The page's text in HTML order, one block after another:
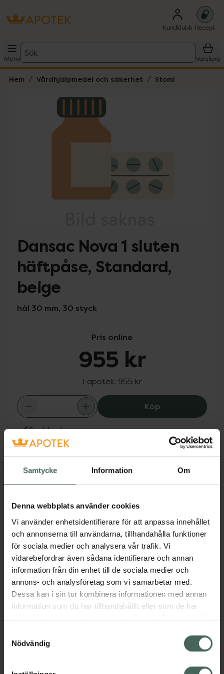
Samtycke Information Om
Denna webbplats använder cookies
Vi använder enhetsidentifierare för att anpassa innehållet
och annonserna till användarna, tillhandahålla funktioner
för sociala medier och analysera vår trafik. Vi
vidarebefordrar även sådana identifierare och annan
information från din enhet till de sociala medier och
annons- och analysföretag som vi samarbetar med.
Dessa kan i sin tur kombinera informationen med annan
information som du har tillhandahållit eller som de har
samlat in när du har använt deras tjänster. Samtycke till
återkalla ditt samtycke via webbplatsens
cookieinställningar. Ett återkallat samtycke påverkar inte
lagligheten av behandling som skett innan återkallelsen.
Nödvändig
Kundklubb Recept
Meny
Sök
Varukorg
Hem Vårdhjälpmedel och säkerhet Stomi
Lista: . Innehåller 1 objekt.
Dansac Nova 1 sluten
häftpåse, Standard,
beige
hål 30 mm, 30 styck
Pris online
955 kr
I apotek: 955 kr
KöpDansac Nova
Snabba leveranser
Finns i webblager
Aktuella erbjudanden
Beskrivning
Jämförpris 31,83 kr/st
EAN:
05709817224672
Kategorier:
MageStomi
Upptäck flera produkter inom